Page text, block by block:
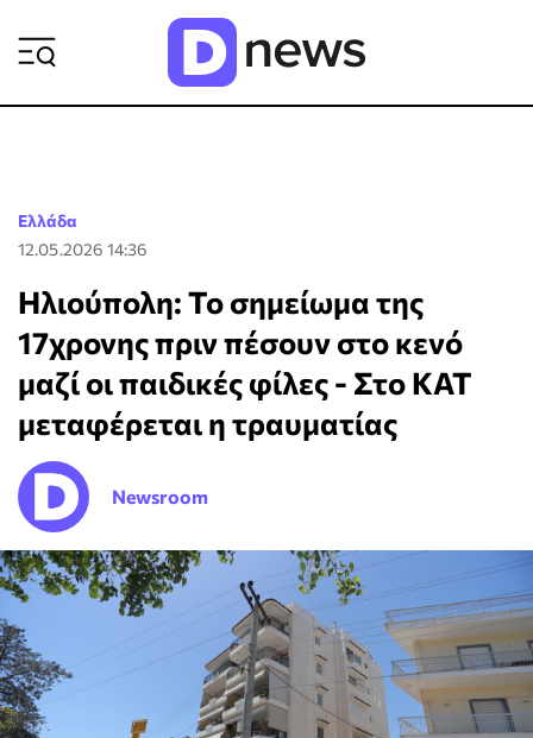
Ελλάδα
12.05.2026 14:36
Ηλιούπολη: Το σημείωμα της
17χρονης πριν πέσουν στο κενό
μαζί οι παιδικές φίλες - Στο ΚΑΤ
μεταφέρεται η τραυματίας
Newsroom